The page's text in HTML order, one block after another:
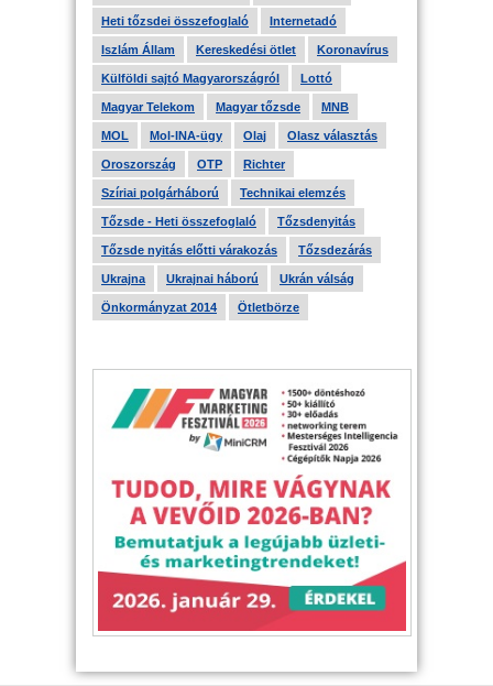
Heti tőzsdei összefoglaló Internetadó
Iszlám Állam Kereskedési ötlet Koronavírus
Külföldi sajtó Magyarországról Lottó
Magyar Telekom Magyar tőzsde MNB
MOL Mol-INA-ügy Olaj Olasz választás
Oroszország OTP Richter
Szíriai polgárháború Technikai elemzés
Tőzsde - Heti összefoglaló Tőzsdenyitás
Tőzsde nyitás előtti várakozás Tőzsdezárás
Ukrajna Ukrajnai háború Ukrán válság
Önkormányzat 2014 Ötletbörze